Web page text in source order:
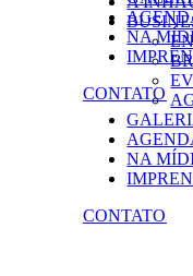
NA
CONTATO
NA
CONTATO